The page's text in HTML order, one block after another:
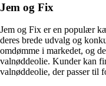
Jem og Fix
Jem og Fix er en populær
deres brede udvalg og
omdømme i markedet, og
valnøddeolie. Kunder kan
valnøddeolie, der passer til